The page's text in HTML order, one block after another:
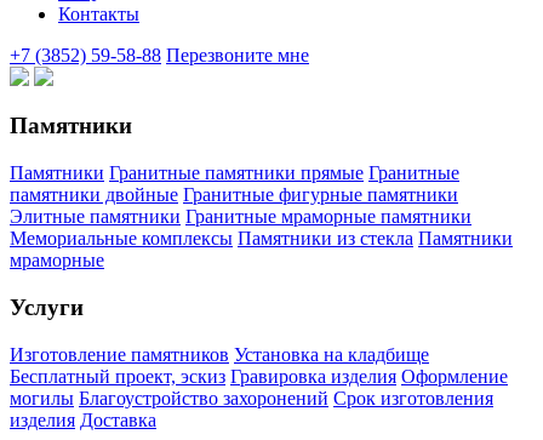
Контакты
+7 (3852) 59-58-88 Перезвоните мне
Памятники
Памятники Гранитные памятники прямые Гранитные
памятники двойные Гранитные фигурные памятники
Элитные памятники Гранитные мраморные памятники
Мемориальные комплексы Памятники из стекла Памятники
мраморные
Услуги
Изготовление памятников Установка на кладбище
Бесплатный проект, эскиз Гравировка изделия Оформление
могилы Благоустройство захоронений Срок изготовления
изделия Доставка